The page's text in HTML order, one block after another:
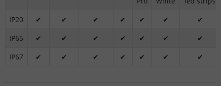
IP20
✔ ✔ ✔ ✔ ✔ ✔
✔
IP65
✔ ✔ ✔ ✔ ✔ ✔
✔
IP67
✔ ✔ ✔ ✔ ✔ ✔ ✔